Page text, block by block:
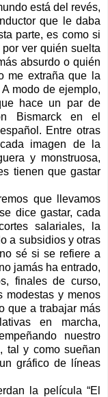
está del revés,
que le daba
parte, es como si
ver quién suelta
absurdo o quién
me extraña que la
modo de ejemplo,
hace un par de
Bismarck en el
Entre otras
imagen de la
y monstruosa,
tienen que gastar
que llevamos
dice gastar, cada
salariales, la
a subsidios y otras
sé si se refiere a
jamás ha entrado,
finales de curso,
modestas y menos
que a trabajar más
en marcha,
nuestro
tal y como sueñan
gráfico de líneas
la película “El